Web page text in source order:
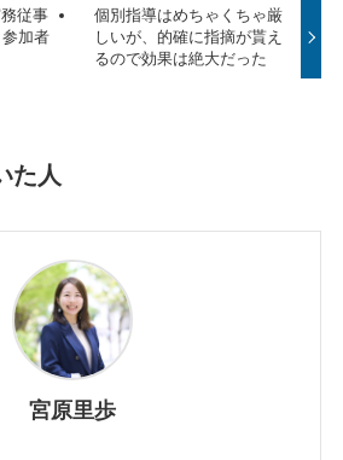
従事
加者
個別指導はめちゃくちゃ厳
しいが、的確に指摘が貰え
るので効果は絶大だった
た人
宮原里歩